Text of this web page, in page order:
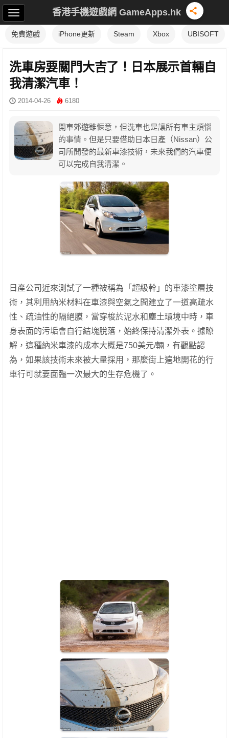
香港手機遊戲網 GameApps.hk
免費遊戲 iPhone更新 Steam Xbox UBISOFT
洗車房要關門大吉了！日本展示首輛自
我清潔汽車！
2014-04-26 6180
開車郊遊雖愜意，但洗車也是讓所有車主煩惱
的事情。但是只要借助日本日產（Nissan）公
司所開發的最新車漆技術，未來我們的汽車便
可以完成自我清潔。
日產公司近來測試了一種被稱為「超級幹」的車漆塗層技
術，其利用納米材料在車漆與空氣之間建立了一道高疏水
性、疏油性的隔絕膜，當穿梭於泥水和塵土環境中時，車
身表面的污垢會自行結塊脫落，始終保持清潔外表。據瞭
解，這種納米車漆的成本大概是750美元/輛，有觀點認
為，如果該技術未來被大量採用，那麼街上遍地開花的行
車行可就要面臨一次最大的生存危機了。